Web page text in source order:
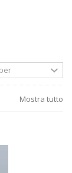
Mostra tutto